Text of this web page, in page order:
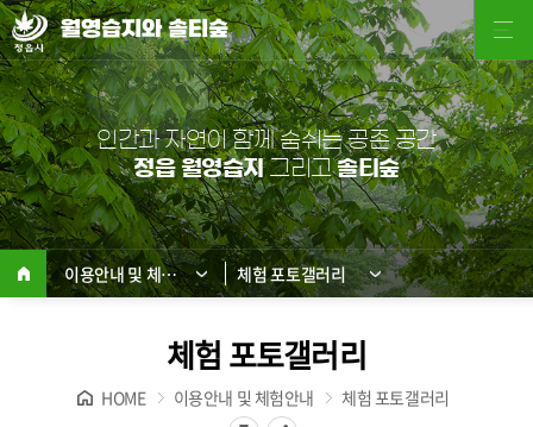
월영습지와 솔티숲
인간과 자연이 함께 숨쉬는 공존 공간
정읍 월영습지그리고솔티숲
이용안내 및 체험안내 체험 포토갤러리
체험 포토갤러리
HOME 이용안내 및 체험안내 체험 포토갤러리